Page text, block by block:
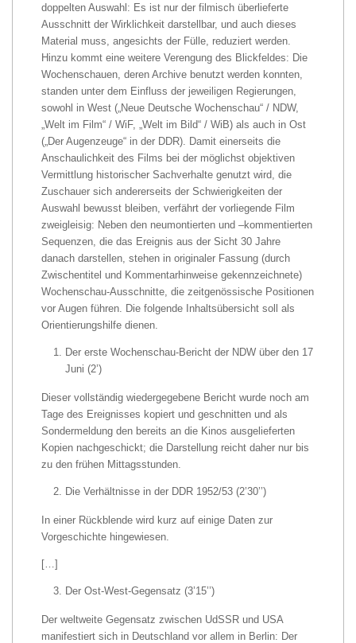
doppelten Auswahl: Es ist nur der filmisch überlieferte
Ausschnitt der Wirklichkeit darstellbar, und auch dieses
Material muss, angesichts der Fülle, reduziert werden.
Hinzu kommt eine weitere Verengung des Blickfeldes: Die
Wochenschauen, deren Archive benutzt werden konnten,
standen unter dem Einfluss der jeweiligen Regierungen,
sowohl in West („Neue Deutsche Wochenschau“ / NDW,
„Welt im Film“ / WiF, „Welt im Bild“ / WiB) als auch in Ost
(„Der Augenzeuge“ in der DDR). Damit einerseits die
Anschaulichkeit des Films bei der möglichst objektiven
Vermittlung historischer Sachverhalte genutzt wird, die
Zuschauer sich andererseits der Schwierigkeiten der
Auswahl bewusst bleiben, verfährt der vorliegende Film
zweigleisig: Neben den neumontierten und –kommentierten
Sequenzen, die das Ereignis aus der Sicht 30 Jahre
danach darstellen, stehen in originaler Fassung (durch
Zwischentitel und Kommentarhinweise gekennzeichnete)
Wochenschau-Ausschnitte, die zeitgenössische Positionen
vor Augen führen. Die folgende Inhaltsübersicht soll als
Orientierungshilfe dienen.
Der erste Wochenschau-Bericht der NDW über den 17
Juni (2’)
Dieser vollständig wiedergegebene Bericht wurde noch am
Tage des Ereignisses kopiert und geschnitten und als
Sondermeldung den bereits an die Kinos ausgelieferten
Kopien nachgeschickt; die Darstellung reicht daher nur bis
zu den frühen Mittagsstunden.
Die Verhältnisse in der DDR 1952/53 (2’30’’)
In einer Rückblende wird kurz auf einige Daten zur
Vorgeschichte hingewiesen.
[…]
Der Ost-West-Gegensatz (3’15’’)
Der weltweite Gegensatz zwischen UdSSR und USA
manifestiert sich in Deutschland vor allem in Berlin: Der